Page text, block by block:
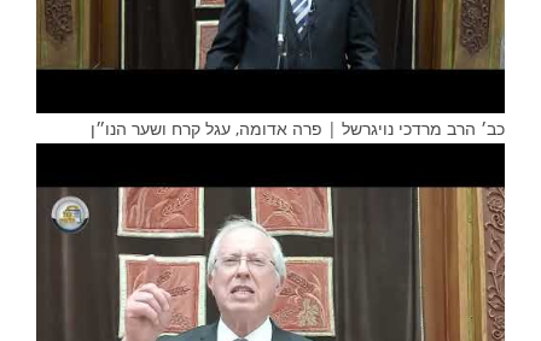
כב׳ הרב מרדכי נויגרשל | פרה אדומה, עגל קרח ושער הנו״ן